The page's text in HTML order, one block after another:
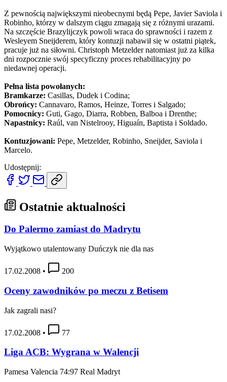
Z pewnością największymi nieobecnymi będą Pepe, Javier Saviola i
Robinho, którzy w dalszym ciągu zmagają się z różnymi urazami.
Na szczęście Brazylijczyk powoli wraca do sprawności i razem z
Wesleyem Sneijderem, który kontuzji nabawił się w ostatni piątek,
pracuje już na siłowni. Christoph Metzelder natomiast już za kilka
dni rozpocznie swój specyficzny proces rehabilitacyjny po
niedawnej operacji.
Pełna lista powołanych:
Bramkarze: Casillas, Dudek i Codina;
Obrońcy: Cannavaro, Ramos, Heinze, Torres i Salgado;
Pomocnicy: Guti, Gago, Diarra, Robben, Balboa i Drenthe;
Napastnicy: Raúl, van Nistelrooy, Higuaín, Baptista i Soldado.
Kontuzjowani: Pepe, Metzelder, Robinho, Sneijder, Saviola i
Marcelo.
Udostępnij:
Ostatnie aktualności
Do Palermo zamiast do Madrytu
Wyjątkowo utalentowany Duńczyk nie dla nas
17.02.2008 • 200
Oceny zawodników po meczu z Betisem
Jak zagrali nasi?
17.02.2008 • 77
Liga ACB: Wygrana w Walencji
Pamesa Valencia 74:97 Real Madryt